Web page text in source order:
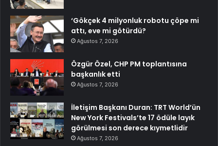
‘Gökçek 4 milyonluk robotu çöpe mi
attı, eve mi götürdü?
Ağustos 7, 2026
Özgür Özel, CHP PM toplantısına
başkanlık etti
Ağustos 7, 2026
İletişim Başkanı Duran: TRT World’ün
New York Festivals’te 17 ödüle layık
görülmesi son derece kıymetlidir
Ağustos 7, 2026